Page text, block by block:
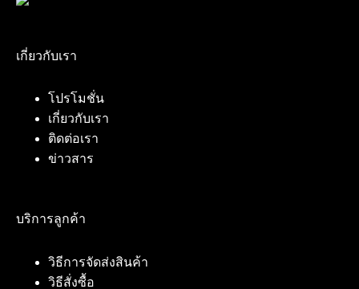
เกี่ยวกับเรา
โปรโมชั่น
เกี่ยวกับเรา
ติดต่อเรา
ข่าวสาร
บริการลูกค้า
วิธีการจัดส่งสินค้า
วิธีสั่งซื้อ